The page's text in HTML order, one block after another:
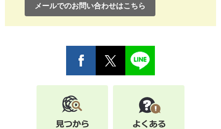
メールでのお問い合わせはこちら